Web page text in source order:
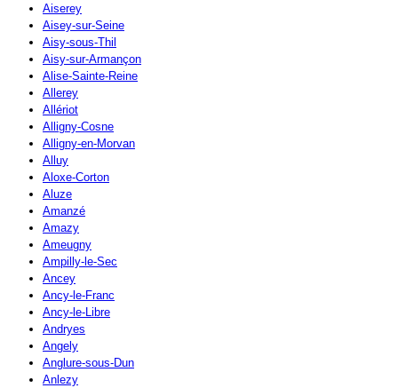
Aiserey
Aisey-sur-Seine
Aisy-sous-Thil
Aisy-sur-Armançon
Alise-Sainte-Reine
Allerey
Allériot
Alligny-Cosne
Alligny-en-Morvan
Alluy
Aloxe-Corton
Aluze
Amanzé
Amazy
Ameugny
Ampilly-le-Sec
Ancey
Ancy-le-Franc
Ancy-le-Libre
Andryes
Angely
Anglure-sous-Dun
Anlezy